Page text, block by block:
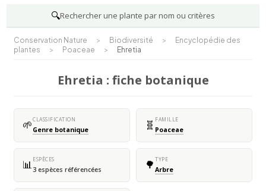
🔍Rechercher une plante par nom ou critères
Conservation Nature > Biodiversité >
Encyclopédie des
plantes
> Poaceae > Ehretia
Ehretia : fiche botanique
🌱CLASSIFICATION
Genre botanique 🧬 FAMILLE
Poaceae
📊ESPÈCES
3 espèces référencées 🌳 TYPE
Arbre